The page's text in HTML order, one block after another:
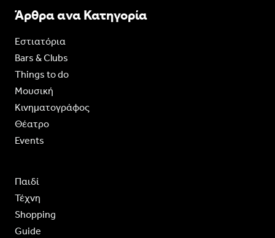
Άρθρα ανα Κατηγορία
Εστιατόρια
Bars & Clubs
Things to do
Moυσική
Κινηματογράφος
Θέατρο
Events
Παιδί
Τέχνη
Shopping
Guide